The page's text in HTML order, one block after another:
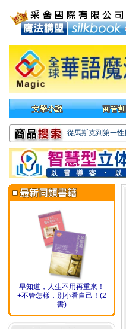
早知道，人生不用再重來！
+不管怎樣，別小看自己！(2
書)